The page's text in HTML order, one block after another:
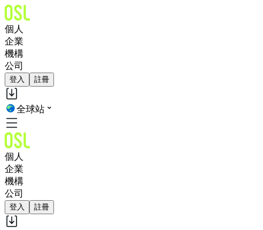
個人
企業
機構
公司
登入 註冊
全球站
個人
企業
機構
公司
登入 註冊